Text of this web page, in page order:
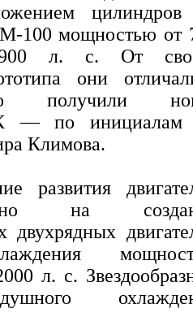
М-100 мощностью от
л. с. От
они
получили
— по инициалам
Климова.
развития
на
двухрядных
л. с.